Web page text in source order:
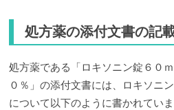
処方薬の添付文書の記
処方薬である「ロキソニン錠６０
０％」の添付文書には、ロキソニ
について以下のように書かれていま